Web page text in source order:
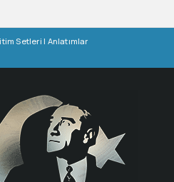
Setleri| Anlatımlar